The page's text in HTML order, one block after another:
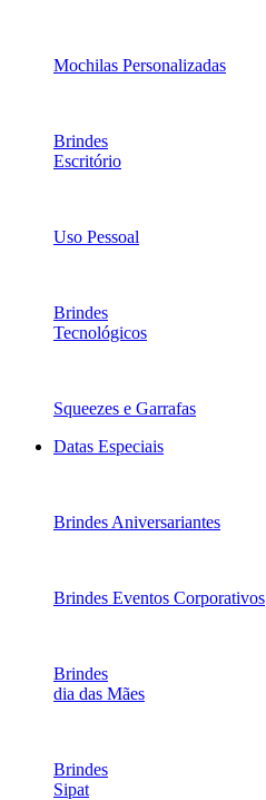
Mochilas Personalizadas
Brindes
Escritório
Uso Pessoal
Brindes
Tecnológicos
Squeezes e Garrafas
Datas Especiais
Brindes Aniversariantes
Brindes Eventos Corporativos
Brindes
dia das Mães
Brindes
Sipat